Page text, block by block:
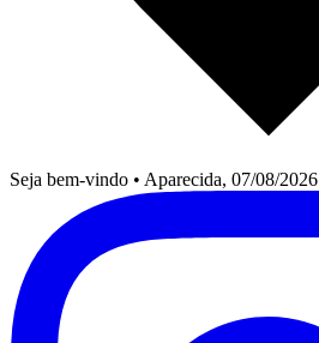
Seja bem-vindo • Aparecida, 07/08/2026